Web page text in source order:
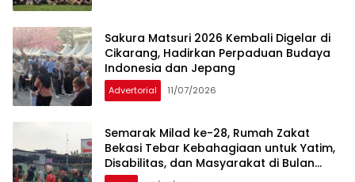
Sakura Matsuri 2026 Kembali Digelar di
Cikarang, Hadirkan Perpaduan Budaya
Indonesia dan Jepang
Advertorial 11/07/2026
Semarak Milad ke-28, Rumah Zakat
Bekasi Tebar Kebahagiaan untuk Yatim,
Disabilitas, dan Masyarakat di Bulan
Muharram